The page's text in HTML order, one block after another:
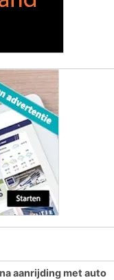
aanrijding met auto